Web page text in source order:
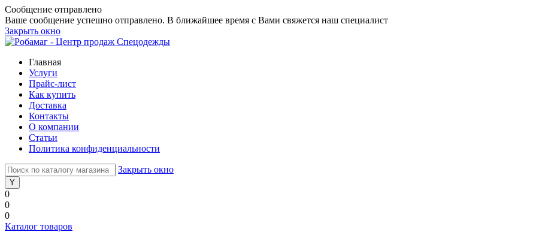
Сообщение отправлено
Ваше сообщение успешно отправлено. В ближайшее время с Вами свяжется наш специалист
Закрыть окно
Главная
Услуги
Прайс-лист
Как купить
Доставка
Контакты
О компании
Статьи
Политика конфиденциальности
Закрыть окно
0
0
0
Каталог товаров